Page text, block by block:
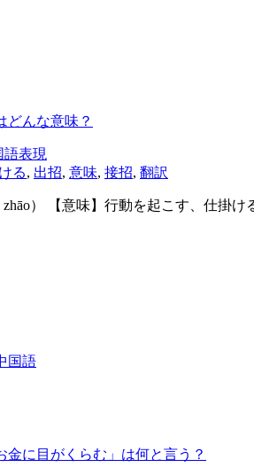
どんな意味？
語表現
る, 出招, 意味, 接招, 翻訳
） 【意味】行動を起こす、仕掛
国語
に目がくらむ」は何と言う？